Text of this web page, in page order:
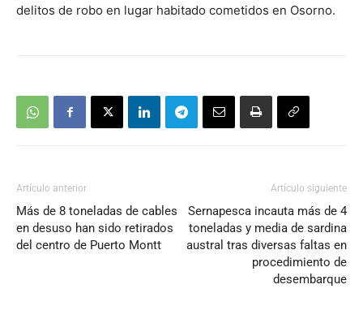
delitos de robo en lugar habitado cometidos en Osorno.
Artículo anterior
Más de 8 toneladas de cables
en desuso han sido retirados
del centro de Puerto Montt
Artículo siguiente
Sernapesca incauta más de 4
toneladas y media de sardina
austral tras diversas faltas en
procedimiento de
desembarque